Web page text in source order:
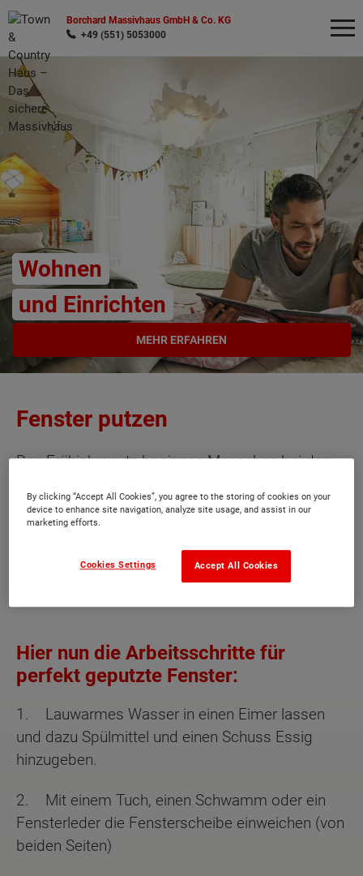
Borchard Massivhaus GmbH & Co. KG
+49 (551) 5053000
Wohnen
und Einrichten
MEHR ERFAHREN
Fenster putzen
Den Frühjahrsputz beginnen Menschen bei den
Vorsicht geboten, denn dieFensterwerden
niemals geputzt wenn die Sonne scheint.
Dadurch bilden sich Schlieren, weil die
Verdunstung so hoch ist und das Fenster
Hier nun die Arbeitsschritte für
perfekt geputzte Fenster:
1. Lauwarmes Wasser in einen Eimer lassen
und dazu Spülmittel und einen Schuss Essig
hinzugeben.
2. Mit einem Tuch, einen Schwamm oder ein
Fensterleder die Fensterscheibe einweichen (von
beiden Seiten)
Wonach möchten Sie suchen?
By clicking “Accept All Cookies”, you agree to the storing of cookies on your
device to enhance site navigation, analyze site usage, and assist in our
marketing efforts.
Accept All Cookies
Cookies Settings